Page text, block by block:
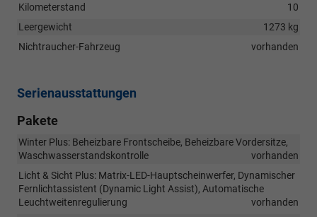
Kilometerstand
10
Leergewicht
1273 kg
Nichtraucher-Fahrzeug
vorhanden
Serienausstattungen
Pakete
Winter Plus: Beheizbare Frontscheibe, Beheizbare Vordersitze,
Waschwasserstandskontrolle
vorhanden
Licht & Sicht Plus: Matrix-LED-Hauptscheinwerfer, Dynamischer
Fernlichtassistent (Dynamic Light Assist), Automatische
Leuchtweitenregulierung
vorhanden